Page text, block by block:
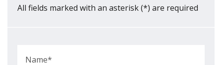
All fields marked with an asterisk (*) are required